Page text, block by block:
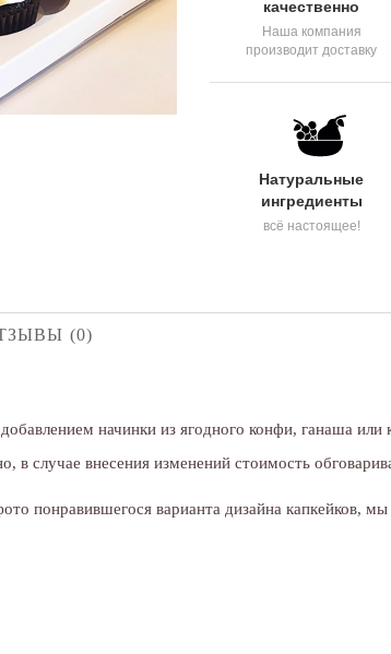
качественно
Наша компания
производит доставку
Натуральные
ингредиенты
всё настоящее!
(0)
начинки из ягодного конфи, ганаша
в случае внесения изменений стоимость
понравившегося варианта дизайна капкейков,